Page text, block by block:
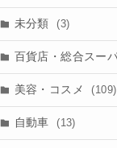
未分類 (3)
百貨店・総合スー
美容・コスメ (109)
自動車 (13)